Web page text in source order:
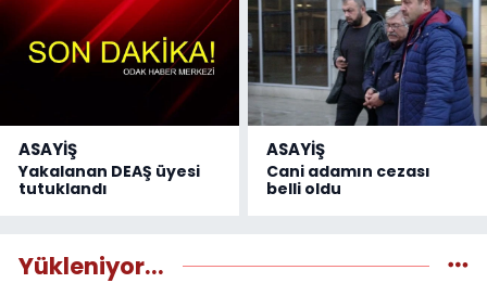
ASAYİŞ
Yakalanan DEAŞ üyesi
tutuklandı
ASAYİŞ
Cani adamın cezası
belli oldu
Yükleniyor...